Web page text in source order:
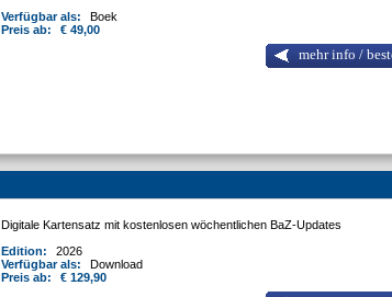
Verfügbar als:
Boek
Preis ab:
€ 49,00
mehr info /
Digitale Kartensatz mit kostenlosen wöchentlichen BaZ-Updates
Edition:
2026
Verfügbar als:
Download
Preis ab:
€ 129,90